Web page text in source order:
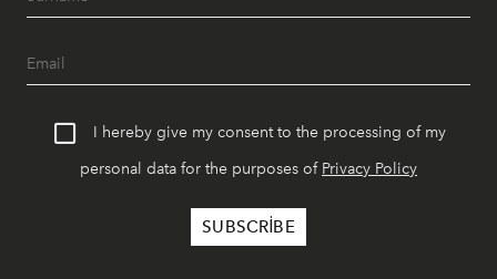
I hereby give my consent to the processing of my
personal data for the purposes of Privacy Policy